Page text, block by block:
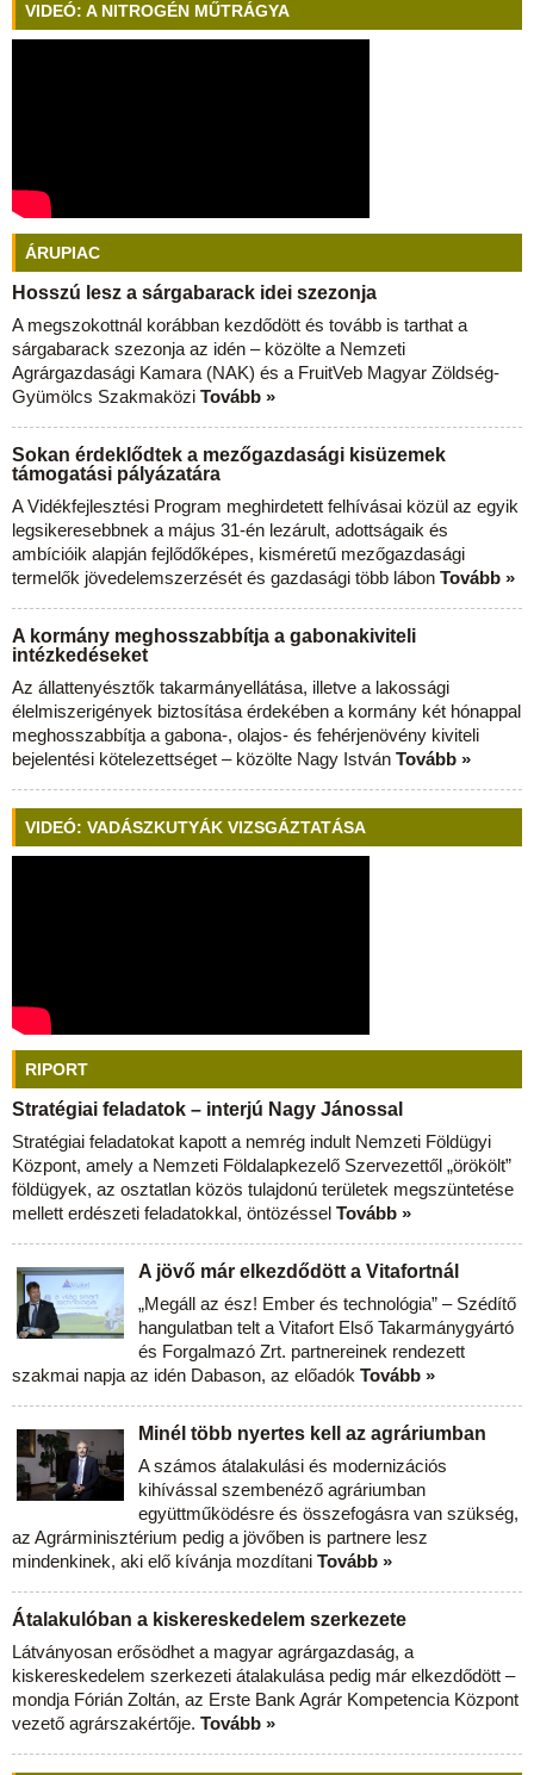
VIDEÓ: A NITROGÉN MŰTRÁGYA
ÁRUPIAC
Hosszú lesz a sárgabarack idei szezonja
A megszokottnál korábban kezdődött és tovább is tarthat a
sárgabarack szezonja az idén – közölte a Nemzeti
Agrárgazdasági Kamara (NAK) és a FruitVeb Magyar Zöldség-
Gyümölcs Szakmaközi Tovább »
Sokan érdeklődtek a mezőgazdasági kisüzemek
támogatási pályázatára
A Vidékfejlesztési Program meghirdetett felhívásai közül az egyik
legsikeresebbnek a május 31-én lezárult, adottságaik és
ambícióik alapján fejlődőképes, kisméretű mezőgazdasági
termelők jövedelemszerzését és gazdasági több lábon Tovább »
A kormány meghosszabbítja a gabonakiviteli
intézkedéseket
Az állattenyésztők takarmányellátása, illetve a lakossági
élelmiszerigények biztosítása érdekében a kormány két hónappal
meghosszabbítja a gabona-, olajos- és fehérjenövény kiviteli
bejelentési kötelezettséget – közölte Nagy István Tovább »
VIDEÓ: VADÁSZKUTYÁK VIZSGÁZTATÁSA
RIPORT
Stratégiai feladatok – interjú Nagy Jánossal
Stratégiai feladatokat kapott a nemrég indult Nemzeti Földügyi
Központ, amely a Nemzeti Földalapkezelő Szervezettől „örökölt”
földügyek, az osztatlan közös tulajdonú területek megszüntetése
mellett erdészeti feladatokkal, öntözéssel Tovább »
A jövő már elkezdődött a Vitafortnál
„Megáll az ész! Ember és technológia” – Szédítő
hangulatban telt a Vitafort Első Takarmánygyártó
és Forgalmazó Zrt. partnereinek rendezett
szakmai napja az idén Dabason, az előadók Tovább »
Minél több nyertes kell az agráriumban
A számos átalakulási és modernizációs
kihívással szembenéző agráriumban
együttműködésre és összefogásra van szükség,
az Agrárminisztérium pedig a jövőben is partnere lesz
mindenkinek, aki elő kívánja mozdítani Tovább »
Átalakulóban a kiskereskedelem szerkezete
Látványosan erősödhet a magyar agrárgazdaság, a
kiskereskedelem szerkezeti átalakulása pedig már elkezdődött –
mondja Fórián Zoltán, az Erste Bank Agrár Kompetencia Központ
vezető agrárszakértője. Tovább »